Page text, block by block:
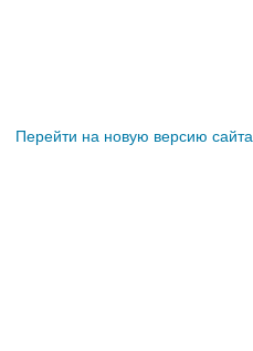
Перейти на новую версию сайта.